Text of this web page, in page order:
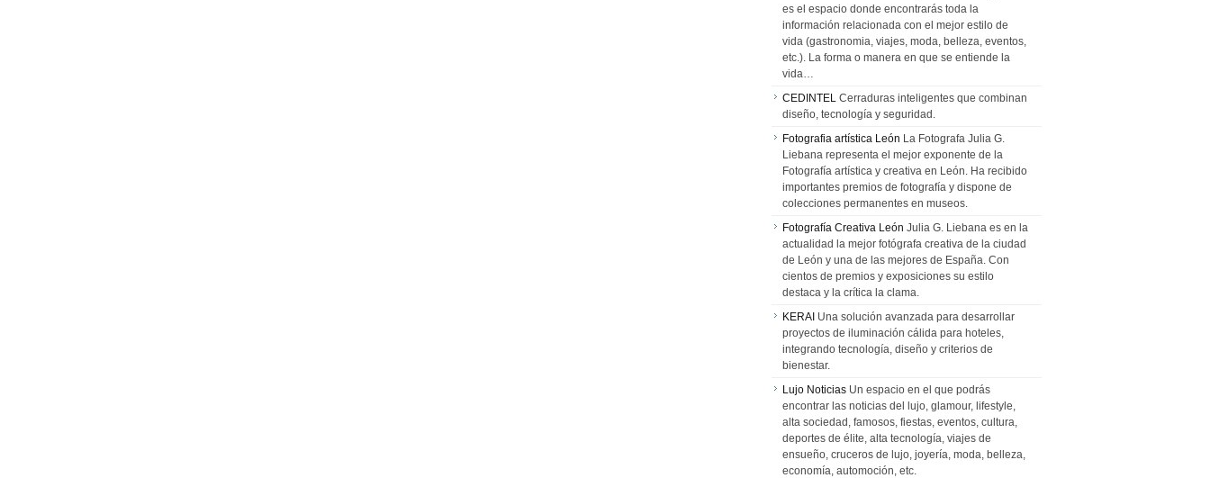
es el espacio donde encontrarás toda la
información relacionada con el mejor estilo de
vida (gastronomia, viajes, moda, belleza, eventos,
etc.). La forma o manera en que se entiende la
vida…
CEDINTEL Cerraduras inteligentes que combinan
diseño, tecnología y seguridad.
Fotografia artística León La Fotografa Julia G.
Liebana representa el mejor exponente de la
Fotografía artística y creativa en León. Ha recibido
importantes premios de fotografía y dispone de
colecciones permanentes en museos.
Fotografía Creativa León Julia G. Liebana es en la
actualidad la mejor fotógrafa creativa de la ciudad
de León y una de las mejores de España. Con
cientos de premios y exposiciones su estilo
destaca y la crítica la clama.
KERAI Una solución avanzada para desarrollar
proyectos de iluminación cálida para hoteles,
integrando tecnología, diseño y criterios de
bienestar.
Lujo Noticias Un espacio en el que podrás
encontrar las noticias del lujo, glamour, lifestyle,
alta sociedad, famosos, fiestas, eventos, cultura,
deportes de élite, alta tecnología, viajes de
ensueño, cruceros de lujo, joyería, moda, belleza,
economía, automoción, etc.